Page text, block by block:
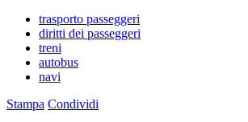
trasporto passeggeri
diritti dei passeggeri
treni
autobus
navi
Stampa Condividi